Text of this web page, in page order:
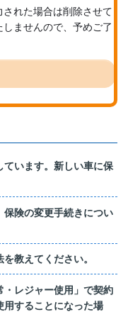
れた場合は削除させて
ませんので、予めご了
ています。新しい車に保
保険の変更手続きについ
教えてください。
・レジャー使用」で契約
用することになった場